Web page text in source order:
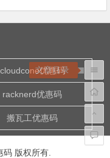
cloudcone优惠码
racknerd优惠码
搬瓦工优惠码
版权所有.
文章目录